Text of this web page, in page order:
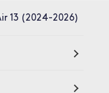
13 (2024-2026)